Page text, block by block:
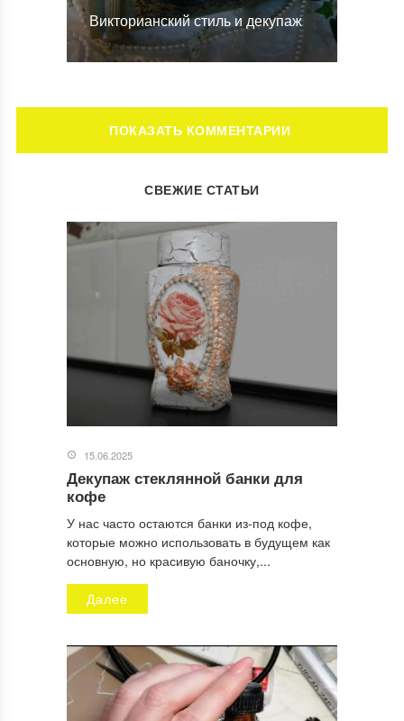
Викторианский стиль и декупаж
ОСТАВИТЬ КОММЕНТАРИЙ
помечены*
СВЕЖИЕ СТАТЬИ
15.06.2025
Декупаж стеклянной банки для
кофе
У нас часто остаются банки из-под кофе,
которые можно использовать в будущем как
основную, но красивую баночку,...
Далее